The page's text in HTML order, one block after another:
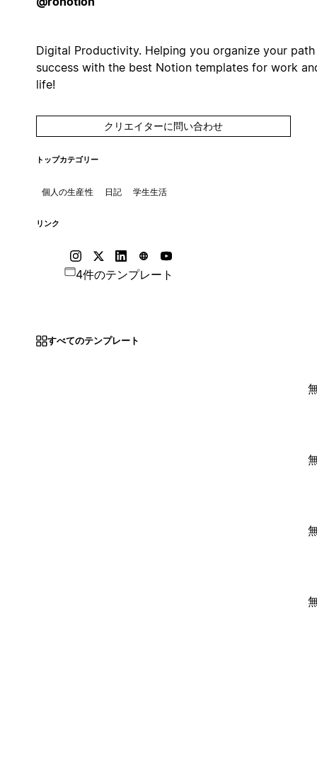
Digital Productivity. Helping you organize your
success with the best Notion templates for work
life!
クリエイターに問い合わせ
トップカテゴリー
個人の生産性 日記 学生生活
リンク
4件のテンプレート
すべてのテンプレート